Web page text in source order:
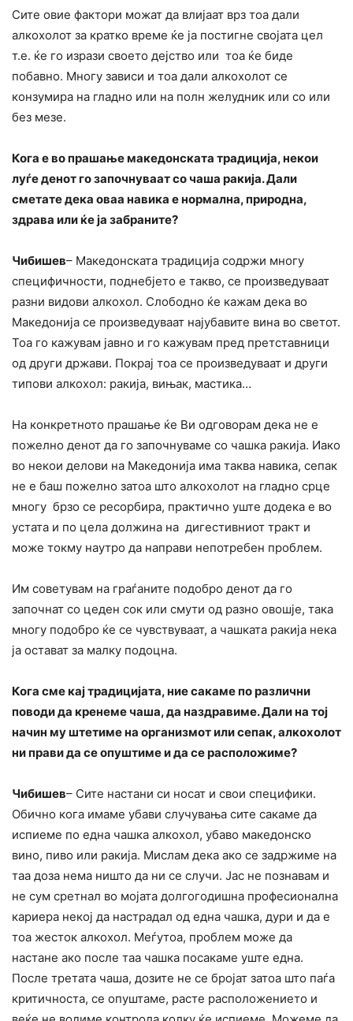
Сите овие фактори можат да влијаат врз тоа дали
алкохолот за кратко време ќе ја постигне својата цел
т.е. ќе го изрази своето дејство или тоа ќе биде
побавно. Многу зависи и тоа дали алкохолот се
конзумира на гладно или на полн желудник или со или
без мезе.
Кога е во прашање македонската традиција, некои
луѓе денот го започнуваат со чаша ракија. Дали
сметате дека оваа навика е нормална, природна,
здрава или ќе ја забраните?
Чибишев– Македонската традиција содржи многу
специфичности, поднебјето е такво, се произведуваат
разни видови алкохол. Слободно ќе кажам дека во
Македонија се произведуваат најубавите вина во светот.
Тоа го кажувам јавно и го кажувам пред претставници
од други држави. Покрај тоа се произведуваат и други
типови алкохол: ракија, вињак, мастика…
На конкретното прашање ќе Ви одговорам дека не е
пожелно денот да го започнуваме со чашка ракија. Иако
во некои делови на Македонија има таква навика, сепак
не е баш пожелно затоа што алкохолот на гладно срце
многу брзо се ресорбира, практично уште додека е во
устата и по цела должина на дигестивниот тракт и
може токму наутро да направи непотребен проблем.
Им советувам на граѓаните подобро денот да го
започнат со цеден сок или смути од разно овошје, така
многу подобро ќе се чувствуваат, а чашката ракија нека
ја остават за малку подоцна.
Кога сме кај традицијата, ние сакаме по различни
поводи да кренеме чаша, да наздравиме. Дали на тој
начин му штетиме на организмот или сепак, алкохолот
ни прави да се опуштиме и да се расположиме?
Чибишев– Сите настани си носат и свои специфики.
Обично кога имаме убави случувања сите сакаме да
испиеме по една чашка алкохол, убаво македонско
вино, пиво или ракија. Мислам дека ако се задржиме на
таа доза нема ништо да ни се случи. Јас не познавам и
не сум сретнал во мојата долгогодишна професионална
кариера некој да настрадал од една чашка, дури и да е
тоа жесток алкохол. Меѓутоа, проблем може да
настане ако после таа чашка посакаме уште една.
После третата чаша, дозите не се бројат затоа што паѓа
критичноста, се опуштаме, расте расположението и